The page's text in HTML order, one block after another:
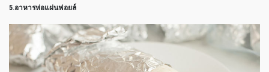
5.อาหารห่อแผ่นฟอยล์